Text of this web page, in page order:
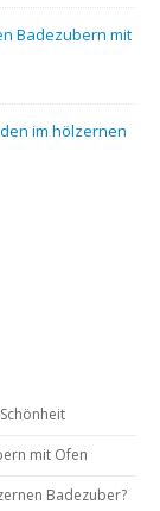
Badezubern mit
im hölzernen
mit Ofen
Badezuber?